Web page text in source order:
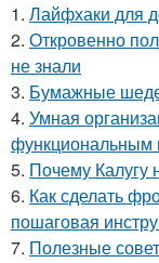
1. Лайфхаки для
2. Откровенно
не знали
3. Бумажные
4. Умная
функциональным
5. Почему Калугу
6. Как сделать
пошаговая
7. Полезные